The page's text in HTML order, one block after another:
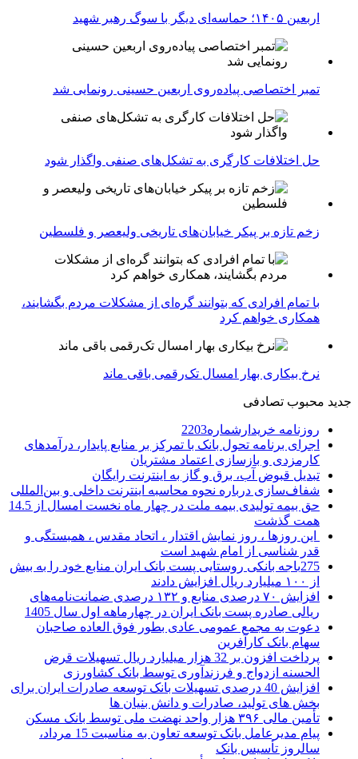
اربعین ۱۴۰۵؛ حماسه‌ای دیگر با سوگ رهبر شهید
تمبر اختصاصی پیاده‌روی اربعین حسینی رونمایی شد
حل اختلافات کارگری به تشکل‌های صنفی واگذار شود
زخم تازه بر پیکر خیابان‌های تاریخی ولیعصر و فلسطین
با تمام افرادی که بتوانند گره‌ای از مشکلات مردم بگشایند،
همکاری خواهم کرد
نرخ بیکاری بهار امسال تک‌رقمی باقی ماند
جدید محبوب تصادفی
روزنامه خریدارشماره2203
اجرای برنامه تحول بانک با تمرکز بر منابع پایدار، درآمدهای
کارمزدی و بازسازی اعتماد مشتریان
تبدیل قبوض آب، برق و گاز به اینترنت رایگان
شفاف‌سازی درباره نحوه محاسبه اینترنت داخلی و بین‌المللی
حق بیمه تولیدی بیمه ملت در چهار ماه نخست امسال از 14.5
همت گذشت
این روزها ، روز نمایش اقتدار ، اتحاد مقدس ، همبستگی و
قدر شناسی از امام شهید است
275باجه بانکی روستایی پست بانک ایران منابع خود را به بیش
از ۱۰۰ میلیارد ریال افزایش دادند
افزایش ۷۰ درصدی منابع و ۱۳۲ درصدی ضمانت‌نامه‌های
ریالی صادره پست بانک ایران در چهارماهه اول سال 1405
دعوت به مجمع عمومی عادی بطور فوق العاده صاحبان
سهام بانک کارآفرین
پرداخت افزون بر 32 هزار میلیارد ریال تسهیلات قرض
الحسنه ازدواج و فرزندآوری توسط بانک کشاورزی
افزایش 40 درصدی تسهیلات بانک توسعه صادرات ایران برای
بخش های تولید، صادرات و دانش بنیان ها
تأمین مالی ۳۹۶ هزار واحد نهضت ملی توسط بانک مسکن
پیام مدیرعامل بانک توسعه تعاون به مناسبت 15 مرداد،
سالروز تأسیس بانک